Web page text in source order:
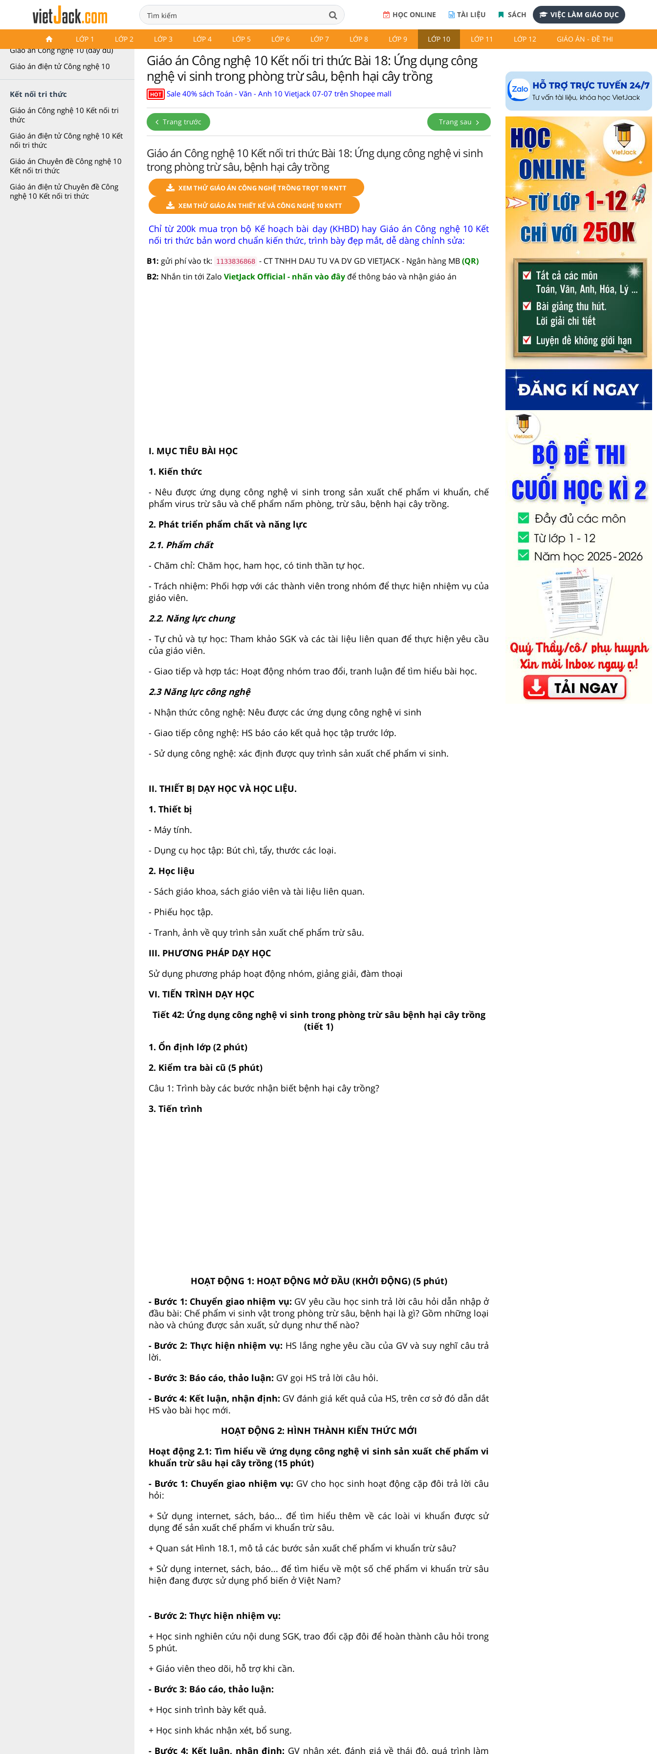
HỌC ONLINE TÀI LIỆU SÁCH VIỆC LÀM GIÁO DỤC
LỚP 1 LỚP 2 LỚP 3 LỚP 4 LỚP 5 LỚP 6 LỚP 7 LỚP 8 LỚP 9 LỚP 10 LỚP 11 LỚP 12 GIÁO ÁN - ĐỀ THI
Giáo án Công nghệ 10
Giáo án Công nghệ 10 (đầy đủ)
Giáo án điện tử Công nghệ 10
Kết nối tri thức
Giáo án Công nghệ 10 Kết nối tri
thức
Giáo án điện tử Công nghệ 10 Kết
nối tri thức
Giáo án Chuyên đề Công nghệ 10
Kết nối tri thức
Giáo án điện tử Chuyên đề Công
nghệ 10 Kết nối tri thức
Giáo án Công nghệ 10 Kết nối tri thức Bài 18: Ứng dụng công
nghệ vi sinh trong phòng trừ sâu, bệnh hại cây trồng
HOT Sale 40% sách Toán - Văn - Anh 10 Vietjack 07-07 trên Shopee mall
Trang trước Trang sau
Giáo án Công nghệ 10 Kết nối tri thức Bài 18: Ứng dụng công nghệ vi sinh
trong phòng trừ sâu, bệnh hại cây trồng
XEM THỬ GIÁO ÁN CÔNG NGHỆ TRỒNG TRỌT 10 KNTT
XEM THỬ GIÁO ÁN THIẾT KẾ VÀ CÔNG NGHỆ 10 KNTT
Chỉ từ 200k mua trọn bộ Kế hoạch bài dạy (KHBD) hay Giáo án Công nghệ 10 Kết
nối tri thức bản word chuẩn kiến thức, trình bày đẹp mắt, dễ dàng chỉnh sửa:
B1: gửi phí vào tk: 1133836868 - CT TNHH DAU TU VA DV GD VIETJACK - Ngân hàng MB(QR)
B2: Nhắn tin tới Zalo VietJack Official - nhấn vào đây để thông báo và nhận giáo án
I. MỤC TIÊU BÀI HỌC
1. Kiến thức
- Nêu được ứng dụng công nghệ vi sinh trong sản xuất chế phẩm vi khuẩn, chế
phẩm virus trừ sâu và chế phẩm nấm phòng, trừ sâu, bệnh hại cây trồng.
2. Phát triển phẩm chất và năng lực
2.1. Phẩm chất
- Chăm chỉ: Chăm học, ham học, có tinh thần tự học.
- Trách nhiệm: Phối hợp với các thành viên trong nhóm để thực hiện nhiệm vụ của
giáo viên.
2.2. Năng lực chung
- Tự chủ và tự học: Tham khảo SGK và các tài liệu liên quan để thực hiện yêu cầu
của giáo viên.
- Giao tiếp và hợp tác: Hoạt động nhóm trao đổi, tranh luận để tìm hiểu bài học.
2.3 Năng lực công nghệ
- Nhận thức công nghệ: Nêu được các ứng dụng công nghệ vi sinh
- Giao tiếp công nghệ: HS báo cáo kết quả học tập trước lớp.
- Sử dụng công nghệ: xác định được quy trình sản xuất chế phẩm vi sinh.
II. THIẾT BỊ DẠY HỌC VÀ HỌC LIỆU.
1. Thiết bị
- Máy tính.
- Dụng cụ học tập: Bút chì, tẩy, thước các loại.
2. Học liệu
- Sách giáo khoa, sách giáo viên và tài liệu liên quan.
- Phiếu học tập.
- Tranh, ảnh về quy trình sản xuất chế phẩm trừ sâu.
III. PHƯƠNG PHÁP DẠY HỌC
Sử dụng phương pháp hoạt động nhóm, giảng giải, đàm thoại
VI. TIẾN TRÌNH DẠY HỌC
Tiết 42: Ứng dụng công nghệ vi sinh trong phòng trừ sâu bệnh hại cây trồng
(tiết 1)
1. Ổn định lớp (2 phút)
2. Kiểm tra bài cũ (5 phút)
Câu 1: Trình bày các bước nhận biết bệnh hại cây trồng?
3. Tiến trình
HOẠT ĐỘNG 1: HOẠT ĐỘNG MỞ ĐẦU (KHỞI ĐỘNG) (5 phút)
- Bước 1: Chuyển giao nhiệm vụ: GV yêu cầu học sinh trả lời câu hỏi dẫn nhập ở
đầu bài: Chế phẩm vi sinh vật trong phòng trừ sâu, bệnh hại là gì? Gồm những loại
nào và chúng được sản xuất, sử dụng như thế nào?
- Bước 2: Thực hiện nhiệm vụ: HS lắng nghe yêu cầu của GV và suy nghĩ câu trả
lời.
- Bước 3: Báo cáo, thảo luận: GV gọi HS trả lời câu hỏi.
- Bước 4: Kết luận, nhận định: GV đánh giá kết quả của HS, trên cơ sở đó dẫn dắt
HS vào bài học mới.
HOẠT ĐỘNG 2: HÌNH THÀNH KIẾN THỨC MỚI
Hoạt động 2.1: Tìm hiểu về ứng dụng công nghệ vi sinh sản xuất chế phẩm vi
khuẩn trừ sâu hại cây trồng (15 phút)
- Bước 1: Chuyển giao nhiệm vụ: GV cho học sinh hoạt động cặp đôi trả lời câu
hỏi:
+ Sử dụng internet, sách, báo... để tìm hiểu thêm về các loài vi khuẩn được sử
dụng để sản xuất chế phẩm vi khuẩn trừ sâu.
+ Quan sát Hình 18.1, mô tả các bước sản xuất chế phẩm vi khuẩn trừ sâu?
+ Sử dụng internet, sách, báo... để tìm hiểu về một số chế phẩm vi khuẩn trừ sâu
hiện đang được sử dụng phổ biến ở Việt Nam?
- Bước 2: Thực hiện nhiệm vụ:
+ Học sinh nghiên cứu nội dung SGK, trao đổi cặp đôi để hoàn thành câu hỏi trong
5 phút.
+ Giáo viên theo dõi, hỗ trợ khi cần.
- Bước 3: Báo cáo, thảo luận:
+ Học sinh trình bày kết quả.
+ Học sinh khác nhận xét, bổ sung.
- Bước 4: Kết luận, nhận định: GV nhận xét, đánh giá về thái độ, quá trình làm